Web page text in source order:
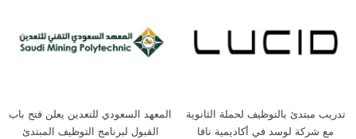
تدريب مبتدئ بالتوظيف لحملة الثانوية
مع شركة لوسد في أكاديمية نافا
المعهد السعودي للتعدين يعلن فتح باب
القبول لبرنامج التوظيف المبتدئ